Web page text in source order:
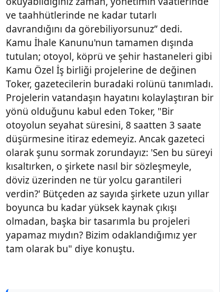
ve taahhütlerinde ne kadar tutarlı
davrandığını da görebiliyorsunuz” dedi.
Kamu İhale Kanunu'nun tamamen dışında
tutulan; otoyol, köprü ve şehir hastaneleri gibi
Kamu Özel İş birliği projelerine de değinen
Toker, gazetecilerin buradaki rolünü tanımladı.
Projelerin vatandaşın hayatını kolaylaştıran bir
yönü olduğunu kabul eden Toker, "Bir
otoyolun seyahat süresini, 8 saatten 3 saate
düşürmesine itiraz edemeyiz. Ancak gazeteci
olarak şunu sormak zorundayız: 'Sen bu süreyi
kısaltırken, o şirkete nasıl bir sözleşmeyle,
döviz üzerinden ne tür yolcu garantileri
verdin?' Bütçeden az sayıda şirkete uzun yıllar
boyunca bu kadar yüksek kaynak çıkışı
olmadan, başka bir tasarımla bu projeleri
yapamaz mıydın? Bizim odaklandığımız yer
tam olarak bu" diye konuştu.